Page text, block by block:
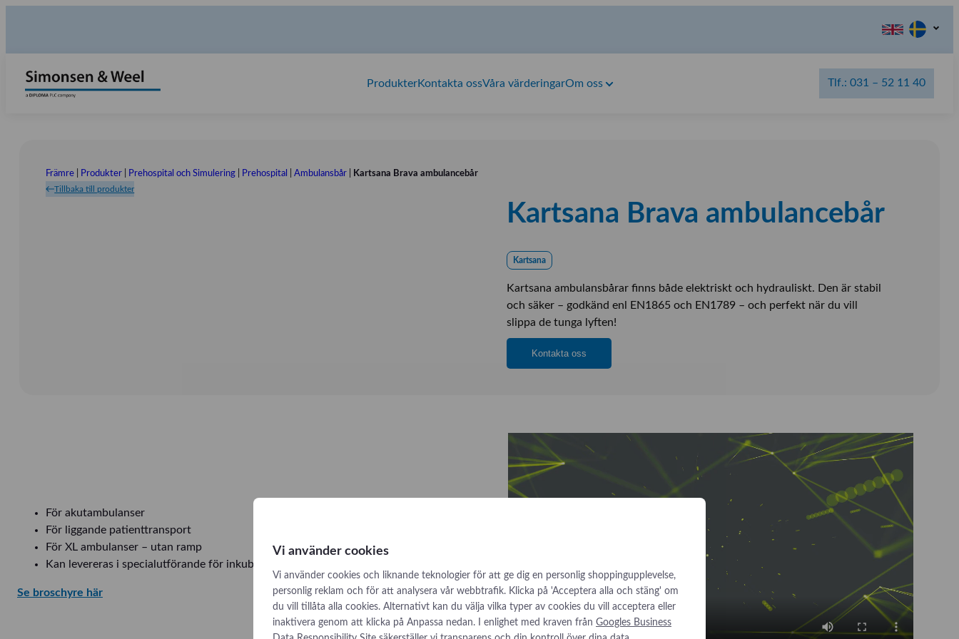
ProdukterKontakta ossVåra värderingarOm oss Tlf.: 031 – 52 11 40
Främre Produkter Prehospital och Simulering Prehospital |Ambulansbår Kartsana Brava ambulancebår
Tillbaka till produkter
Kartsana Brava ambulancebår
Kartsana
Kartsana ambulansbårar finns både elektriskt och hydrauliskt. Den är stabil
och säker – godkänd enl EN1865 och EN1789 – och perfekt när du vill
slippa de tunga lyften!
Kontakta oss
För akutambulanser
För liggande patienttransport
För XL ambulanser – utan ramp
Kan levereras i specialutförande för inkubatorer och för intensiv förflyttning
Se broschyre här
Vi använder cookies
Vi använder cookies och liknande teknologier för att ge dig en personlig shoppingupplevelse,
personlig reklam och för att analysera vår webbtrafik. Klicka på 'Acceptera alla och stäng' om
du vill tillåta alla cookies. Alternativt kan du välja vilka typer av cookies du vill acceptera eller
inaktivera genom att klicka på Anpassa nedan. I enlighet med kraven från Googles Business